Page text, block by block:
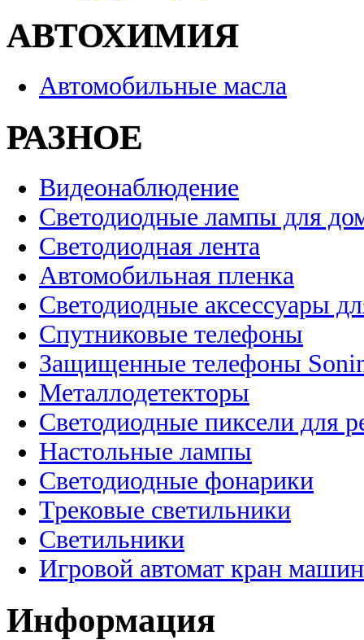
АВТОХИМИЯ
Автомобильные масла
РАЗНОЕ
Видеонаблюдение
Светодиодные лампы для
Светодиодная лента
Автомобильная пленка
Светодиодные аксессуары
Спутниковые телефоны
Защищенные телефоны
Металлодетекторы
Светодиодные пиксели для
Настольные лампы
Светодиодные фонарики
Трековые светильники
Светильники
Игровой автомат кран
Информация